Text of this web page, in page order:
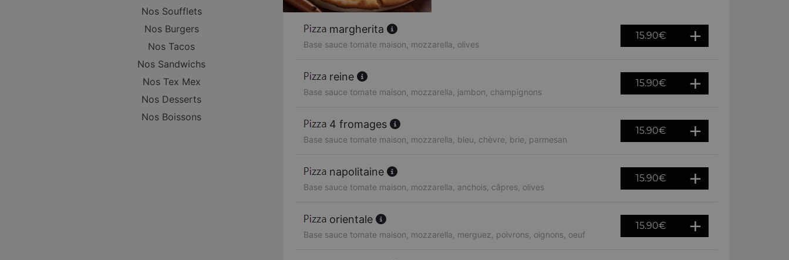
Nos Soufflets
Nos Burgers
Nos Tacos
Nos Sandwichs
Nos Tex Mex
Nos Desserts
Nos Boissons
margherita
Base sauce tomate maison, mozzarella, olives
15.90€
reine
Base sauce tomate maison, mozzarella, jambon, champignons
15.90€
4 fromages
Base sauce tomate maison, mozzarella, bleu, chèvre, brie, parmesan
15.90€
napolitaine
Base sauce tomate maison, mozzarella, anchois, câpres, olives
15.90€
orientale
Base sauce tomate maison, mozzarella, merguez, poivrons, oignons, oeuf
15.90€